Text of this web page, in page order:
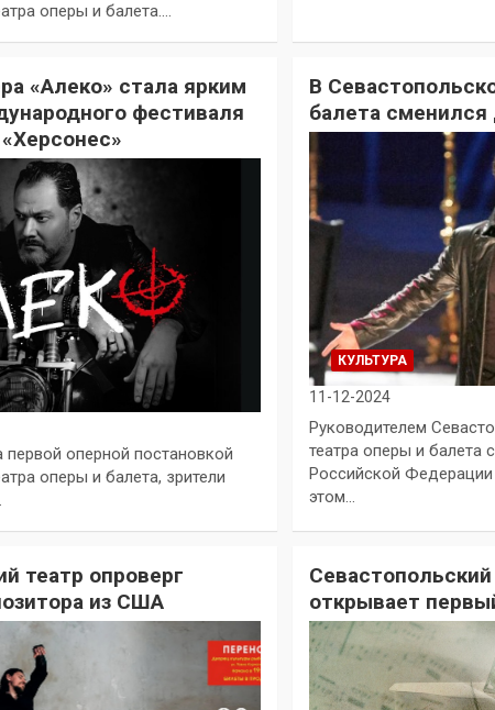
оперы и балета.…
«Алеко» стала ярким
фестиваля
оперной постановкой
оперы и балета, зрители
В
балета сменился
КУЛЬТУРА
11-12-2024
Руководителем
театра оперы и балета
Российской
этом…
театр опроверг
из США
открывает